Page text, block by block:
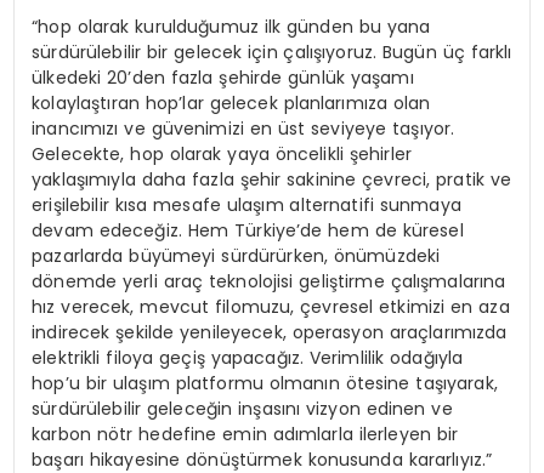
“hop olarak kurulduğumuz ilk günden bu yana
sürdürülebilir bir gelecek için çalışıyoruz. Bugün üç farklı
ülkedeki 20’den fazla şehirde günlük yaşamı
kolaylaştıran hop’lar gelecek planlarımıza olan
inancımızı ve güvenimizi en üst seviyeye taşıyor.
Gelecekte, hop olarak yaya öncelikli şehirler
yaklaşımıyla daha fazla şehir sakinine çevreci, pratik ve
erişilebilir kısa mesafe ulaşım alternatifi sunmaya
devam edeceğiz. Hem Türkiye’de hem de küresel
pazarlarda büyümeyi sürdürürken, önümüzdeki
dönemde yerli araç teknolojisi geliştirme çalışmalarına
hız verecek, mevcut filomuzu, çevresel etkimizi en aza
indirecek şekilde yenileyecek, operasyon araçlarımızda
elektrikli filoya geçiş yapacağız. Verimlilik odağıyla
hop’u bir ulaşım platformu olmanın ötesine taşıyarak,
sürdürülebilir geleceğin inşasını vizyon edinen ve
karbon nötr hedefine emin adımlarla ilerleyen bir
başarı hikayesine dönüştürmek konusunda kararlıyız.”